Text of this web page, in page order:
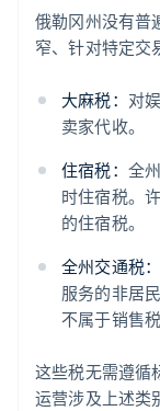
俄勒冈州没有普
窄、针对特定交
大麻税： 对
卖家代收。
住宿税： 全
时住宿税。
的住宿税。
全州交通税
服务的非居
不属于销售
这些税无需遵循
运营涉及上述类